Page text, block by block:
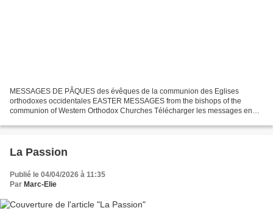
MESSAGES DE PÂQUES des évêques de la communion des Eglises
orthodoxes occidentales EASTER MESSAGES from the bishops of the
communion of Western Orthodox Churches Télécharger les messages en
kiwi.com/1/46/43/03/20260411/ob_2eb791_message-pascal-eveques-
La Passion
Publié le 04/04/2026 à 11:35
Par Marc-Elie